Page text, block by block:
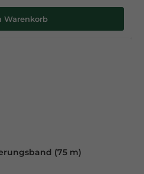
Warenkorb
(75 m)